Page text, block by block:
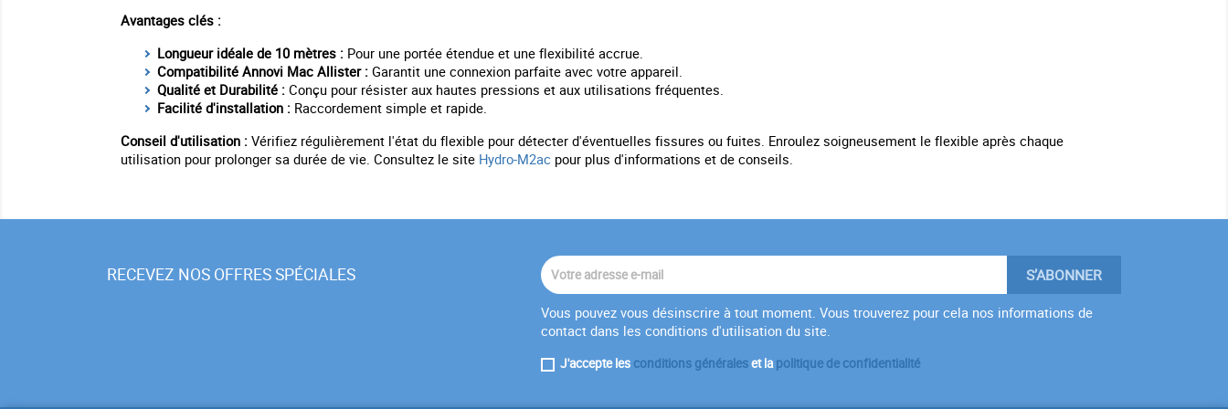
Avantages clés :
Longueur idéale de 10 mètres : Pour une portée étendue et une flexibilité accrue.
Compatibilité Annovi Mac Allister : Garantit une connexion parfaite avec votre appareil.
Qualité et Durabilité : Conçu pour résister aux hautes pressions et aux utilisations fréquentes.
Facilité d'installation : Raccordement simple et rapide.
Conseil d'utilisation : Vérifiez régulièrement l'état du flexible pour détecter d'éventuelles fissures ou fuites. Enroulez soigneusement le flexible après chaque
utilisation pour prolonger sa durée de vie. Consultez le site Hydro-M2ac pour plus d'informations et de conseils.
RECEVEZ NOS OFFRES SPÉCIALES
Vous pouvez vous désinscrire à tout moment. Vous trouverez pour cela nos informations de
contact dans les conditions d'utilisation du site.
J'accepte les conditions généraleset lapolitique de confidentialité